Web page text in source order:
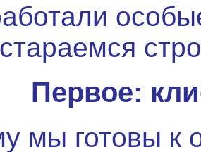
стараемся
Первое:
мы готовы